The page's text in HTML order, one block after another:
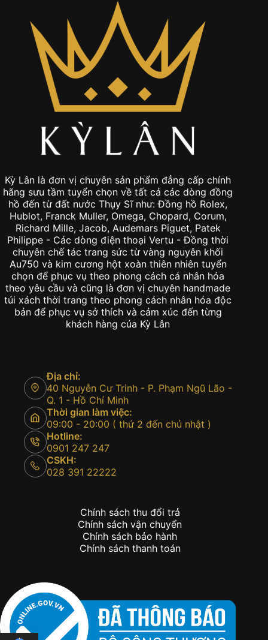
Kỳ Lân là đơn vị chuyên sản phẩm đẳng cấp chính
hãng sưu tầm tuyển chọn về tất cả các dòng đồng
hồ đến từ đất nước Thụy Sĩ như: Đồng hồ Rolex,
Hublot, Franck Muller, Omega, Chopard, Corum,
Richard Mille, Jacob, Audemars Piguet, Patek
Philippe - Các dòng điện thoại Vertu - Đồng thời
chuyên chế tác trang sức từ vàng nguyên khối
Au750 và kim cương hột xoàn thiên nhiên tuyển
chọn để phục vụ theo phong cách cá nhân hóa
theo yêu cầu và cũng là đơn vị chuyên handmade
túi xách thời trang theo phong cách nhân hóa độc
bản để phục vụ sở thích và cảm xúc đến từng
khách hàng của Kỳ Lân
Địa chỉ:
40 Nguyễn Cư Trinh - P. Phạm Ngũ Lão -
Q. 1 - Hồ Chí Minh
Thời gian làm việc:
09:00 - 20:00 ( thứ 2 đến chủ nhật )
Hotline:
0901 247 247
CSKH:
028 391 22222
Chính sách thu đổi trả
Chính sách vận chuyển
Chính sách bảo hành
Chính sách thanh toán